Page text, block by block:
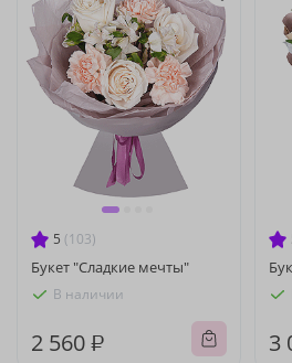
5 (103)
Букет "Сладкие мечты"
В наличии
2 560 ₽ 3